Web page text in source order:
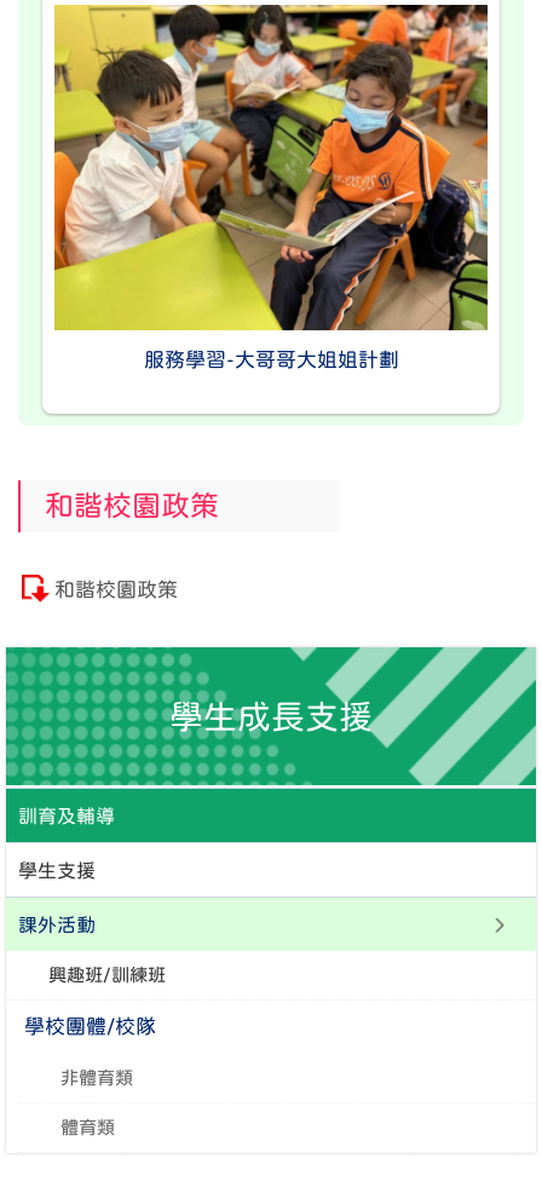
服務學習-大哥哥大姐姐計劃
和諧校園政策
和諧校園政策
學生成長支援
訓育及輔導
學生支援
課外活動
興趣班/訓練班
學校團體/校隊
非體育類
體育類